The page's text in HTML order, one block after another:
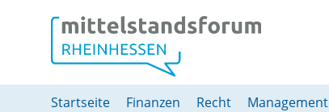
Hauptmenü
Inhalt
Fußzeile
Startseite
Finanzen Recht Management